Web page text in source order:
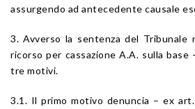
assurgendo ad antecedente causale
3. Avverso la sentenza del Tribunale
ricorso per cassazione A.A. sulla
tre motivi.
3.1. Il primo motivo denuncia – ex